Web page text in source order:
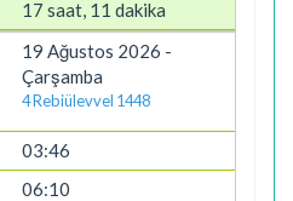
17 saat, 11 dakika
19 Ağustos 2026 -
Çarşamba
4 Rebiülevvel 1448
03:46
06:10